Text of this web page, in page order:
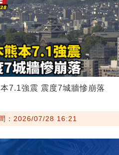
7.1強震 震度7城牆慘崩落
：2026/07/28 16:21